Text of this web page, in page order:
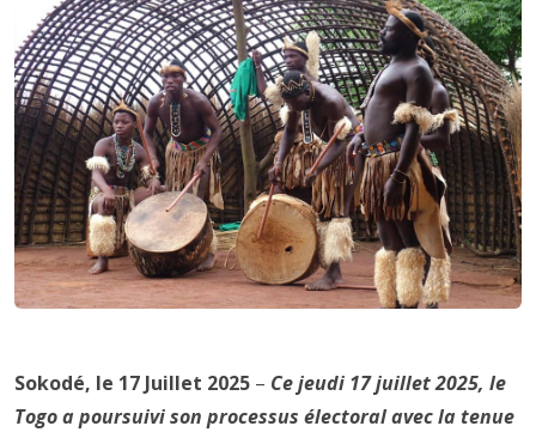
Sokodé, le 17 Juillet 2025 – Ce jeudi 17 juillet 2025, le
Togo a poursuivi son processus électoral avec la tenue